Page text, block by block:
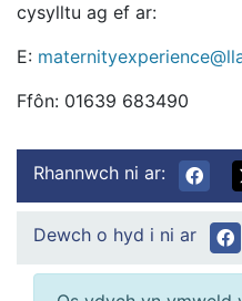
cysylltu ag ef ar:
E:
Ffôn: 01639 683490
Rhannwch ni ar:
Dewch o hyd i ni ar